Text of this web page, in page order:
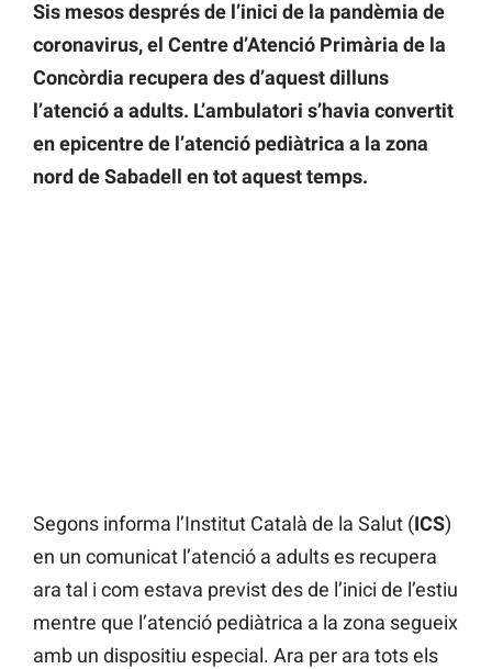
Sis mesos després de l’inici de la pandèmia de
coronavirus, el Centre d’Atenció Primària de la
Concòrdia recupera des d’aquest dilluns
l’atenció a adults. L’ambulatori s’havia convertit
en epicentre de l’atenció pediàtrica a la zona
nord de Sabadell en tot aquest temps.
Segons informa l’Institut Català de la Salut (ICS)
en un comunicat l’atenció a adults es recupera
ara tal i com estava previst des de l’inici de l’estiu
mentre que l’atenció pediàtrica a la zona segueix
amb un dispositiu especial. Ara per ara tots els